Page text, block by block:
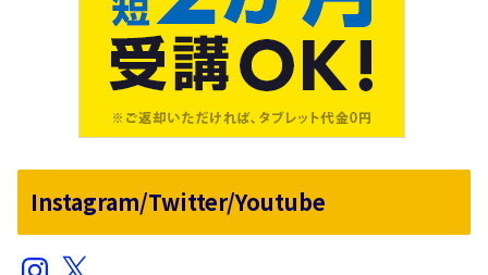
Instagram/Twitter/Youtube
Instagram
X